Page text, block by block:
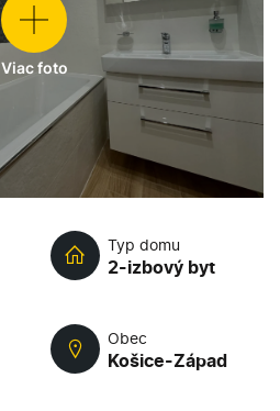
Viac foto
Typ domu
2-izbový byt
Obec
Košice-Západ